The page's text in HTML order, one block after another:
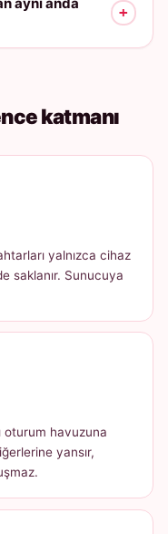
+
katmanı
yalnızca cihaz
saklanır. Sunucuya
oturum havuzuna
yansır,